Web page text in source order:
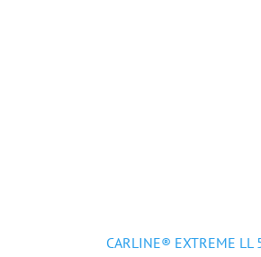
CARLINE® EXTREME LL